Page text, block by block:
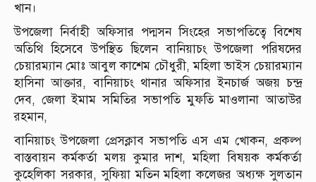
খান।
উপজেলা নির্বাহী অফিসার পদ্মসন সিংহের সভাপতিত্বে বিশেষ
অতিথি হিসেবে উপস্থিত ছিলেন বানিয়াচং উপজেলা পরিষদের
চেয়ারম্যান মোঃ আবুল কাশেম চৌধুরী, মহিলা ভাইস চেয়ারম্যান
হাসিনা আক্তার, বানিয়াচং থানার অফিসার ইনচার্জ অজয় চন্দ্র
দেব, জেলা ইমাম সমিতির সভাপতি মুফতি মাওলানা আতাউর
রহমান,
বানিয়াচং উপজেলা প্রেসক্লাব সভাপতি এস এম খোকন, প্রকল্প
বাস্তবায়ন কর্মকর্তা মলয় কুমার দাশ, মহিলা বিষয়ক কর্মকর্তা
কুহেলিকা সরকার, সুফিয়া মতিন মহিলা কলেজর অধ্যক্ষ সুলতান